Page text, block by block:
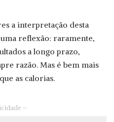
a interpretação desta
reflexão: raramente,
a longo prazo,
razão. Mas é bem mais
as calorias.
–